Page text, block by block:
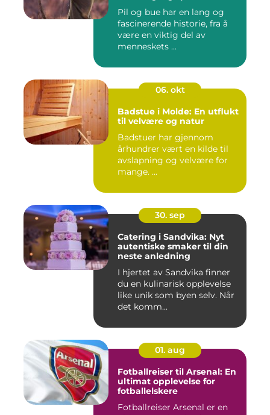
Pil og bue har en lang og
fascinerende historie, fra å
være en viktig del av
menneskets ...
06. okt
Badstue i Molde: En utflukt
til velvære og natur
Badstuer har gjennom
århundrer vært en kilde til
avslapning og velvære for
mange. ...
30. sep
Catering i Sandvika: Nyt
autentiske smaker til din
neste anledning
I hjertet av Sandvika finner
du en kulinarisk opplevelse
like unik som byen selv. Når
det komm...
01. aug
Fotballreiser til Arsenal: En
ultimat opplevelse for
fotballelskere
Fotballreiser Arsenal er en